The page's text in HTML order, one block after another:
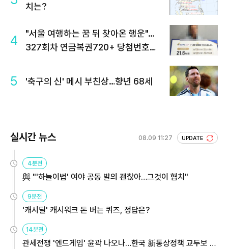
치는?
4
"서울 여행하는 꿈 뒤 찾아온 행운"…
327회차 연금복권720+ 당첨번호조
5 '축구의 신' 메시 부친상…향년 68세
실시간 뉴스 08.09 11:27 UPDATE
4분전
與 "'하늘이법' 여야 공동 발의 괜찮아…그것이 협치"
9분전
'캐시딜' 캐시워크 돈 버는 퀴즈, 정답은?
14분전
관세전쟁 '엔드게임' 윤곽 나오나…한국 新통상정책 교두보 활